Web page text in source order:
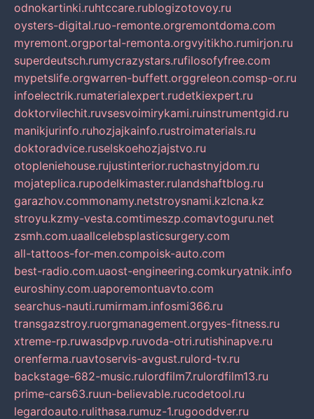
odnokartinki.ruhtccare.rublogizotovoy.ru
oysters-digital.ruo-remonte.orgremontdoma.com
myremont.orgportal-remonta.orgvyitikho.rumirjon.ru
superdeutsch.rumycrazystars.rufilosofyfree.com
mypetslife.orgwarren-buffett.orggreleon.comsp-or.ru
infoelectrik.rumaterialexpert.rudetkiexpert.ru
doktorvilechit.ruvsesvoimirykami.ruinstrumentgid.ru
manikjurinfo.ruhozjajkainfo.rustroimaterials.ru
doktoradvice.ruselskoehozjajstvo.ru
otopleniehouse.rujustinterior.ruchastnyjdom.ru
mojateplica.rupodelkimaster.rulandshaftblog.ru
garazhov.commonamy.netstroysnami.kzlcna.kz
stroyu.kzmy-vesta.comtimeszp.comavtoguru.net
zsmh.com.uaallcelebsplasticsurgery.com
all-tattoos-for-men.compoisk-auto.com
best-radio.com.uaost-engineering.comkuryatnik.info
euroshiny.com.uaporemontuavto.com
searchus-nauti.rumirmam.infosmi366.ru
transgazstroy.ruorgmanagement.orgyes-fitness.ru
xtreme-rp.ruwasdpvp.ruvoda-otri.rutishinapve.ru
orenferma.ruavtoservis-avgust.rulord-tv.ru
backstage-682-music.rulordfilm7.rulordfilm13.ru
prime-cars63.ruun-believable.rucodetool.ru
legardoauto.rulithasa.rumuz-1.rugooddver.ru